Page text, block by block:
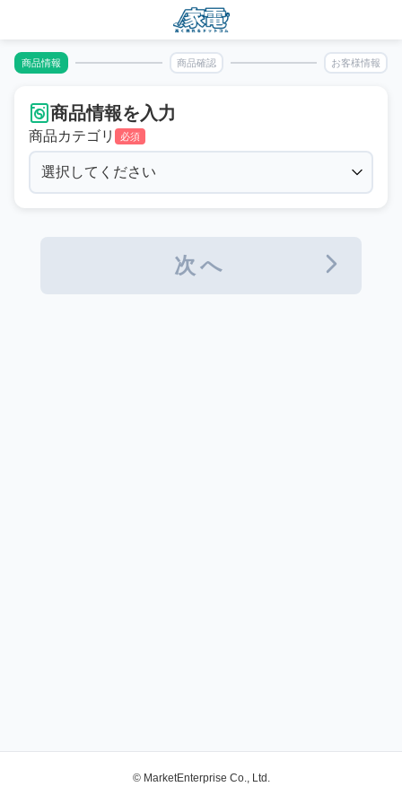
商品情報 商品確認 お客様情報
商品情報を入力
商品カテゴリ 必須
次へ
© MarketEnterprise Co., Ltd.